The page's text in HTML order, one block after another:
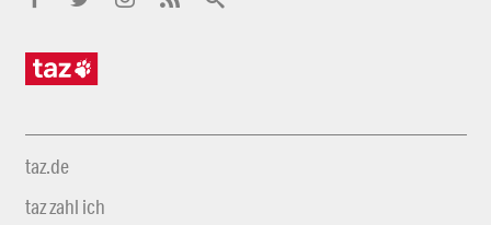
taz.de
taz zahl ich